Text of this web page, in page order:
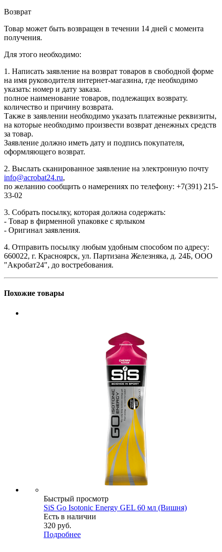
Возврат
Товар может быть возвращен в течении 14 дней с момента
получения.
Для этого необходимо:
1. Написать заявление на возврат товаров в свободной форме
на имя руководителя интернет-магазина, где необходимо
указать: номер и дату заказа.
полное наименование товаров, подлежащих возврату.
количество и причину возврата.
Также в заявлении необходимо указать платежные реквизиты,
на которые необходимо произвести возврат денежных средств
за товар.
Заявление должно иметь дату и подпись покупателя,
оформляющего возврат.
2. Выслать сканированное заявление на электронную почту
info@acrobat24.ru,
по желанию сообщить о намерениях по телефону: +7(391) 215-
33-02
3. Собрать посылку, которая должна содержать:
- Товар в фирменной упаковке с ярлыком
- Оригинал заявления.
4. Отправить посылку любым удобным способом по адресу:
660022, г. Красноярск, ул. Партизана Железняка, д. 24Б, ООО
"Акробат24", до востребования.
Похожие товары
Быстрый просмотр
SiS Go Isotonic Energy GEL 60 мл (Вишня)
Есть в наличии
320 руб.
Подробнее